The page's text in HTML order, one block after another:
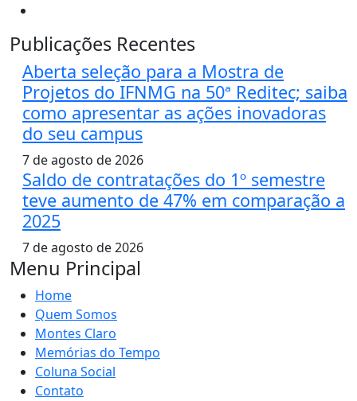
Publicações Recentes
Aberta seleção para a Mostra de
Projetos do IFNMG na 50ª Reditec; saiba
como apresentar as ações inovadoras
do seu campus
7 de agosto de 2026
Saldo de contratações do 1º semestre
teve aumento de 47% em comparação a
2025
7 de agosto de 2026
Menu Principal
Home
Quem Somos
Montes Claro
Memórias do Tempo
Coluna Social
Contato